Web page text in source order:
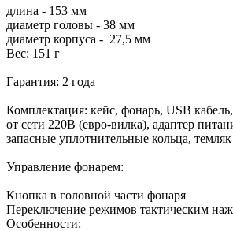
длина - 153 мм
диаметр головы - 38 мм
диаметр корпуса - 27,5 мм
Вес: 151 г
Гарантия: 2 года
Комплектация: кейс, фонарь, USB
от сети 220В (евро-вилка), адаптер
запасные уплотнительные кольца,
Управление фонарем:
Кнопка в головной части фонаря
Переключение режимов тактическим
Особенности: